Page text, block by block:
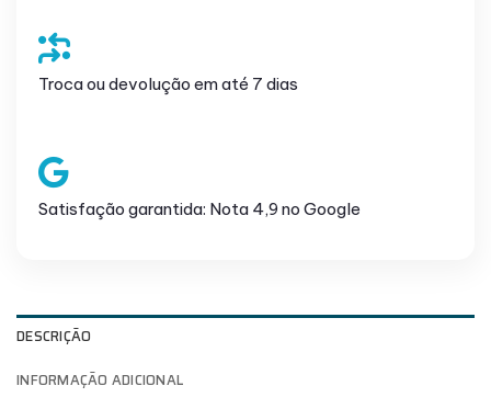
Troca ou devolução em até 7 dias
Satisfação garantida: Nota 4,9 no Google
DESCRIÇÃO
INFORMAÇÃO ADICIONAL